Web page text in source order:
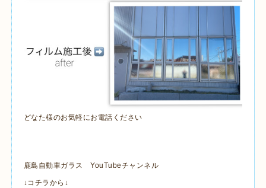
どなた様のお気軽にお電話ください
鹿島自動車ガラス YouTubeチャンネル
↓コチラから↓